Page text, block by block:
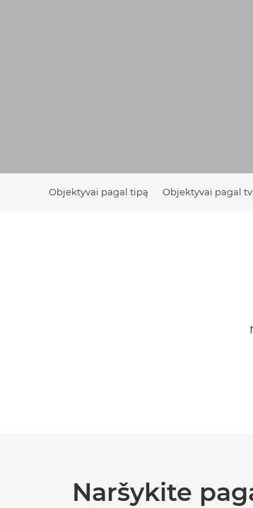
Objektyvai pagal tipą Objektyvai pagal
Naršykite